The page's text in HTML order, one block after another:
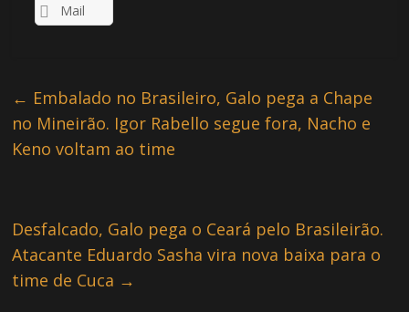
Mail
← Embalado no Brasileiro, Galo pega a Chape
no Mineirão. Igor Rabello segue fora, Nacho e
Keno voltam ao time
Desfalcado, Galo pega o Ceará pelo Brasileirão.
Atacante Eduardo Sasha vira nova baixa para o
time de Cuca →